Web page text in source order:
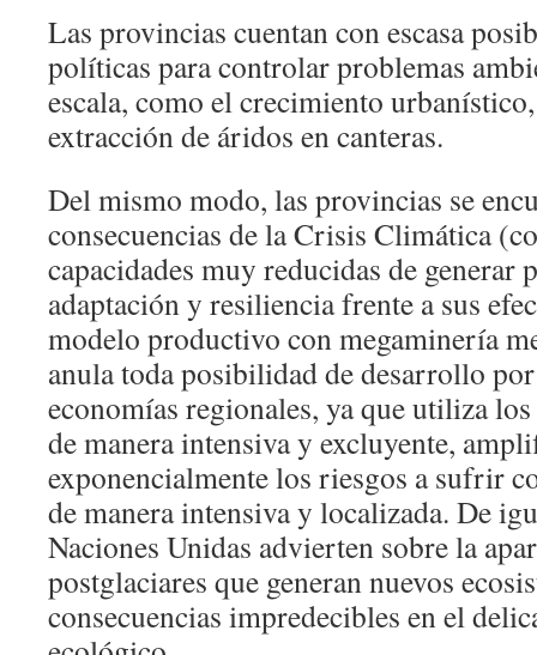
Las provincias cuentan con escasa
políticas para controlar problemas
escala, como el crecimiento
extracción de áridos en canteras.
Del mismo modo, las provincias se
consecuencias de la Crisis Climática
capacidades muy reducidas de
adaptación y resiliencia frente a sus
modelo productivo con megaminería
anula toda posibilidad de desarrollo
economías regionales, ya que utiliza
de manera intensiva y excluyente,
exponencialmente los riesgos a sufrir
de manera intensiva y localizada. De
Naciones Unidas advierten sobre la
postglaciares que generan nuevos
consecuencias impredecibles en el